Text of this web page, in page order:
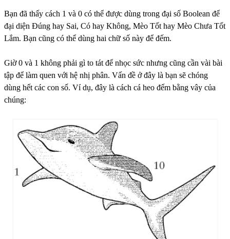
Bạn đã thấy cách 1 và 0 có thể được dùng trong đại số Boolean để
đại diện Đúng hay Sai, Có hay Không, Mèo Tốt hay Mèo Chưa Tốt
Lắm. Bạn cũng có thể dùng hai chữ số này để đếm.
Giờ 0 và 1 không phải gì to tát để nhọc sức nhưng cũng cần vài bài
tập để làm quen với hệ nhị phân. Vấn đề ở đây là bạn sẽ chóng
dùng hết các con số. Ví dụ, đây là cách cá heo đếm bằng vây của
chúng: